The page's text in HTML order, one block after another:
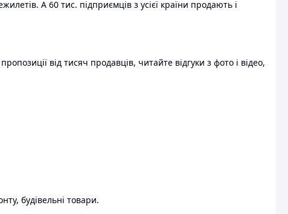
А 60 тис. підприємців з усієї країни продають і
від тисяч продавців, читайте відгуки з фото і відео,
будівельні товари.